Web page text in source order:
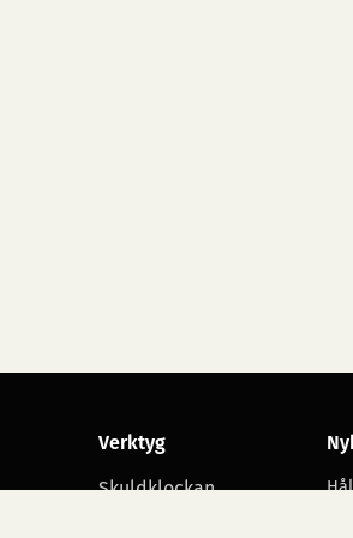
Verktyg
Skuldklockan